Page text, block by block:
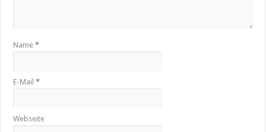
Name*
E-Mail*
Webseite